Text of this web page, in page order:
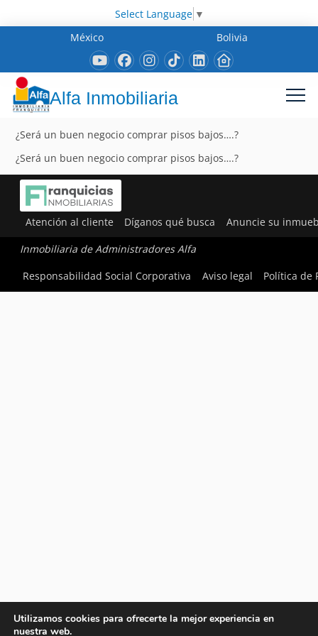
Select Language ▼
México
Bolivia
Alfa Inmobiliaria
¿Será un buen negocio comprar pisos bajos….?
¿Será un buen negocio comprar pisos bajos….?
Atención al cliente Díganos qué busca Anuncie su
Inmobiliaria de Administradores Alfa
Responsabilidad Social Corporativa
Aviso legal Política de
Utilizamos cookies para ofrecerte la mejor experiencia en
nuestra web.